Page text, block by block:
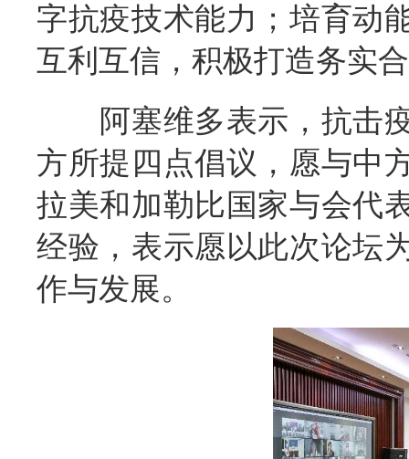
字抗疫技术能力；培育动
互利互信，积极打造务实
阿塞维多表示，抗击疫
方所提四点倡议，愿与中
拉美和加勒比国家与会代
经验，表示愿以此次论坛
作与发展。